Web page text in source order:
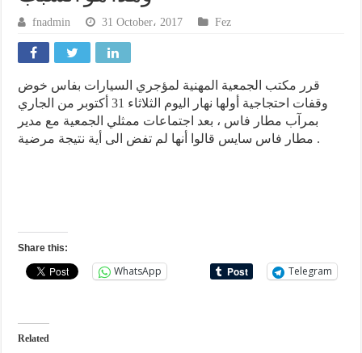
fnadmin 31 October، 2017 Fez
قرر مكتب الجمعية المهنية لمؤجري السيارات بفاس خوض
وقفات احتجاجية أولها نهار اليوم الثلاثاء 31 أكتوبر من الجاري
بمرآب مطار فاس ، بعد اجتماعات ممثلي الجمعية مع مدير
مطار فاس سايس قالوا أنها لم تفض الى أية نتيجة مرضية .
Share this:
WhatsApp Telegram
Related